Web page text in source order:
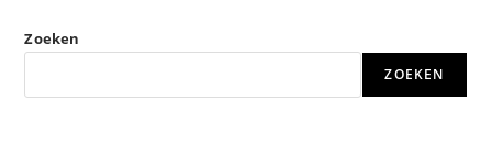
Zoeken
ZOEKEN